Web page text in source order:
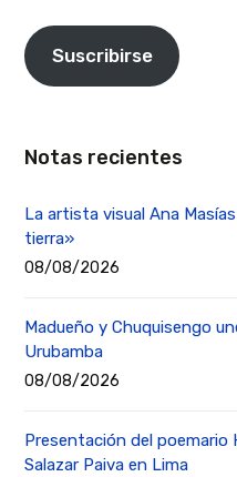
Suscribirse
Notas recientes
La artista visual Ana
tierra»
08/08/2026
Madueño y Chuquisengo
Urubamba
08/08/2026
Presentación del poemario
Salazar Paiva en Lima